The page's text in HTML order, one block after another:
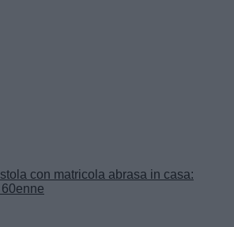
con matricola abrasa in casa: